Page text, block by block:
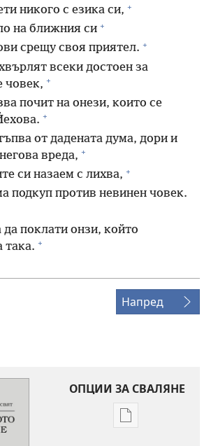
никого с езика си, +
на ближния си +
срещу своя приятел. +
всеки достоен за
човек, +
почит на онези, които се
+
от дадената дума, дори и
вреда, +
си назаем с лихва, +
подкуп против невинен човек.
поклати онзи, който
така. +
Напред
ОПЦИИ ЗА СВАЛЯНЕ
Опции